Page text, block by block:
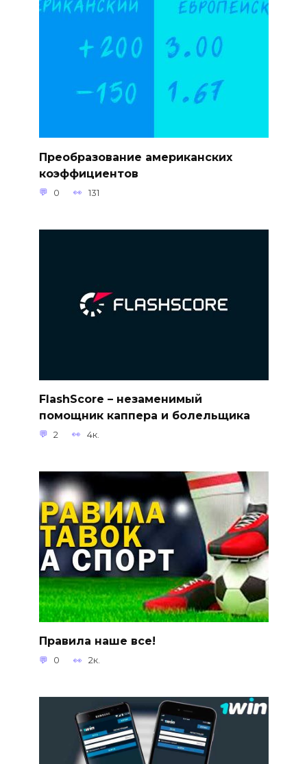
Преобразование американских
коэффициентов
0 131
FlashScore – незаменимый
помощник каппера и болельщика
2 4к.
Правила наше все!
0 2к.